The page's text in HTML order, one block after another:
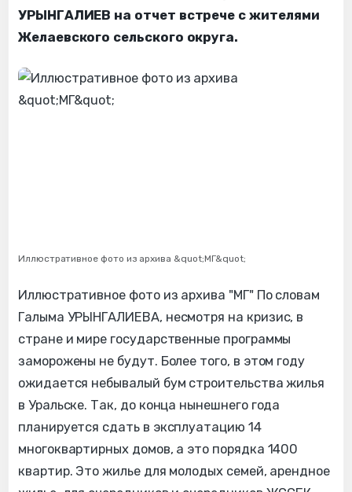
УРЫНГАЛИЕВ на отчет встрече с жителями
Желаевского сельского округа.
Иллюстративное фото из архива &quot;МГ&quot;
Иллюстративное фото из архива "МГ" По словам
Галыма УРЫНГАЛИЕВА, несмотря на кризис, в
стране и мире государственные программы
заморожены не будут. Более того, в этом году
ожидается небывалый бум строительства жилья
в Уральске. Так, до конца нынешнего года
планируется сдать в эксплуатацию 14
многоквартирных домов, а это порядка 1400
квартир. Это жилье для молодых семей, арендное